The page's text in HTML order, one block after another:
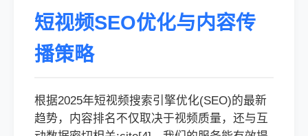
短视频SEO优化与内容传
播策略
根据2025年短视频搜索引擎优化(SEO)的最新
趋势，内容排名不仅取决于视频质量，还与互